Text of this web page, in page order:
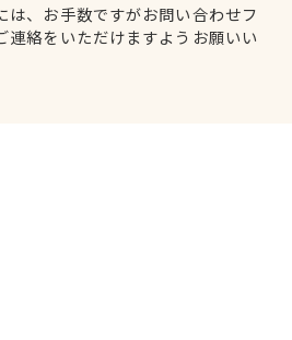
は、お手数ですがお問い合わせフ
連絡をいただけますようお願いい